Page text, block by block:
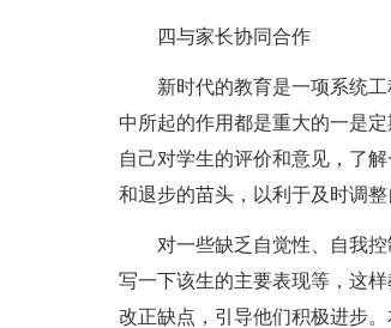
四与家长协同合作
新时代的教育是一项系统
中所起的作用都是重大的一是
自己对学生的评价和意见，了
和退步的苗头，以利于及时调
对一些缺乏自觉性、自我
写一下该生的主要表现等，这
改正缺点，引导他们积极进步